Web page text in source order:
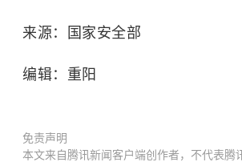
来源：国家安全部
编辑：重阳
免责声明
本文来自腾讯新闻客户端创作者，不代表腾